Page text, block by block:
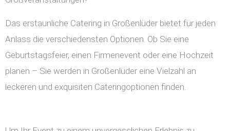
Das erstaunliche Catering in Großenlüder bietet für jeden
Anlass die verschiedensten Optionen. Ob Sie eine
Geburtstagsfeier, einen Firmenevent oder eine Hochzeit
planen – Sie werden in Großenlüder eine Vielzahl an
leckeren und exquisiten Cateringoptionen finden.